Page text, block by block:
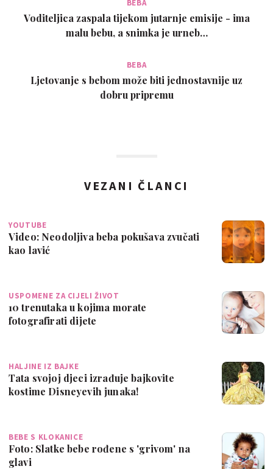
BEBA
Voditeljica zaspala tijekom jutarnje emisije - ima
malu bebu, a snimka je urneb…
BEBA
Ljetovanje s bebom može biti jednostavnije uz
dobru pripremu
VEZANI ČLANCI
YOUTUBE
Video: Neodoljiva beba pokušava zvučati
kao lavić
USPOMENE ZA CIJELI ŽIVOT
10 trenutaka u kojima morate
fotografirati dijete
HALJINE IZ BAJKE
Tata svojoj djeci izrađuje bajkovite
kostime Disneyevih junaka!
BEBE S KLOKANICE
Foto: Slatke bebe rođene s 'grivom' na
glavi